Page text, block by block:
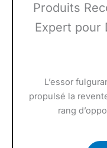
Produits
Expert pour
L’essor
propulsé la
rang